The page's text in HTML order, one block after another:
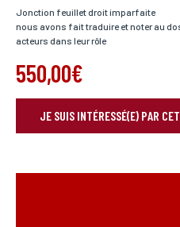
Jonction feuillet droit imparfaite
nous avons fait traduire et noter au
acteurs dans leur rôle
550,00€
JE SUIS INTÉRESSÉ(E) PAR
RÉSERVER
Nom*